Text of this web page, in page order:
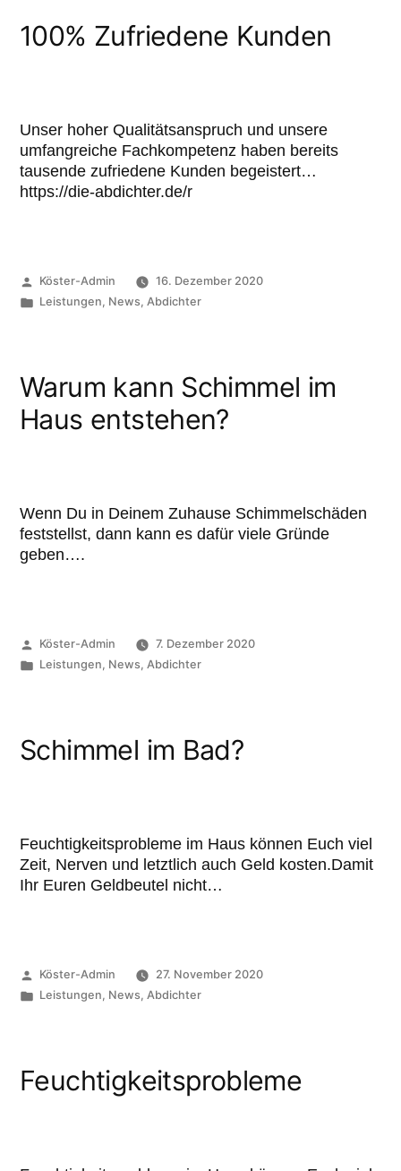
100% Zufriedene Kunden
Unser hoher Qualitätsanspruch und unsere
umfangreiche Fachkompetenz haben bereits
tausende zufriedene Kunden begeistert…
https://die-abdichter.de/r
Köster-Admin
16. Dezember 2020
Leistungen, News,Abdichter
Warum kann Schimmel im
Haus entstehen?
Wenn Du in Deinem Zuhause Schimmelschäden
feststellst, dann kann es dafür viele Gründe
geben….
Köster-Admin
7. Dezember 2020
Leistungen, News,Abdichter
Schimmel im Bad?
Feuchtigkeitsprobleme im Haus können Euch viel
Zeit, Nerven und letztlich auch Geld kosten.Damit
Ihr Euren Geldbeutel nicht…
Köster-Admin
27. November 2020
Leistungen, News,Abdichter
Feuchtigkeitsprobleme